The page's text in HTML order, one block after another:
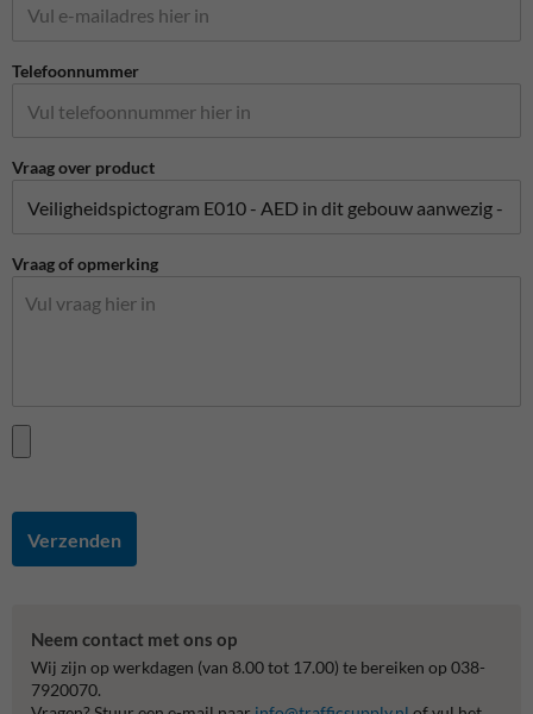
Telefoonnummer
Vraag over product
Vraag of opmerking
Verzenden
Neem contact met ons op
Wij zijn op werkdagen (van 8.00 tot 17.00) te bereiken op 038-
7920070.